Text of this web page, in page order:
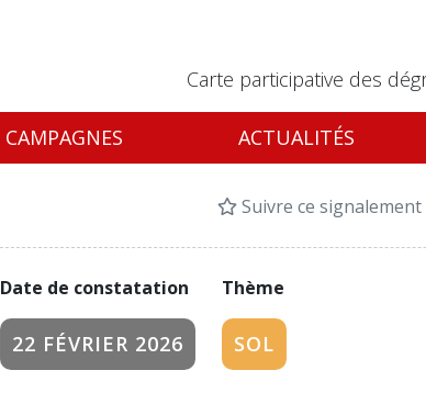
Carte participative des
CAMPAGNES ACTUALITÉS
Suivre ce signalement
Date de constatation
22 FÉVRIER 2026
Thème
SOL